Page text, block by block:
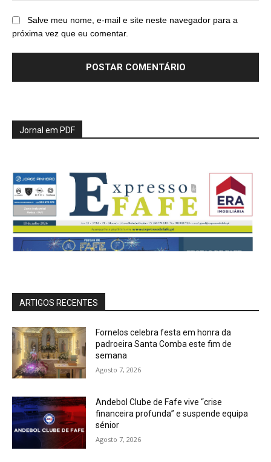
Salve meu nome, e-mail e site neste navegador para a
próxima vez que eu comentar.
Jornal em PDF
ARTIGOS RECENTES
Fornelos celebra festa em honra da
padroeira Santa Comba este fim de
semana
Agosto 7, 2026
Andebol Clube de Fafe vive “crise
financeira profunda” e suspende equipa
sénior
Agosto 7, 2026